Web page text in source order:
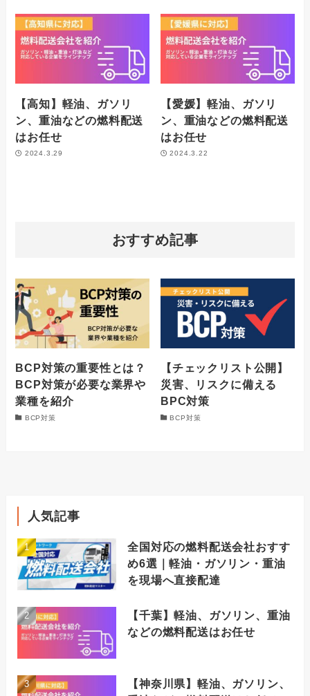
【高知】軽油、ガソリ
ン、重油などの燃料配送
はお任せ
2024.3.29
【愛媛】軽油、ガソリ
ン、重油などの燃料配送
はお任せ
2024.3.22
おすすめ記事
BCP対策の重要性とは？
BCP対策が必要な業界や
業種を紹介
BCP対策
【チェックリスト公開】
災害、リスクに備える
BPC対策
BCP対策
人気記事
全国対応の燃料配送会社おすす
め6選｜軽油・ガソリン・重油
を現場へ直接配達
【千葉】軽油、ガソリン、重油
などの燃料配送はお任せ
【神奈川県】軽油、ガソリン、